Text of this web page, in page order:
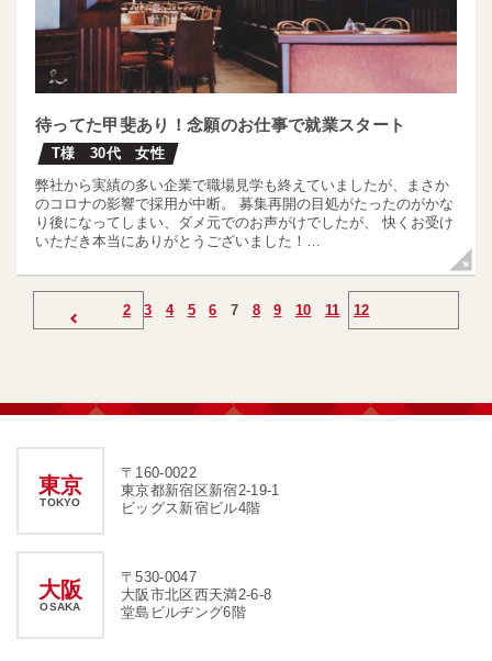
待ってた甲斐あり！念願のお仕事で就業スタート
T様 30代 女性
弊社から実績の多い企業で職場見学も終えていましたが、まさか
のコロナの影響で採用が中断。 募集再開の目処がたったのがかな
り後になってしまい、ダメ元でのお声がけでしたが、 快くお受け
いただき本当にありがとうございました！…
前のページへ
2 3 4 5 6 7 8 9 10 11 12
東京
TOKYO
〒160-0022
東京都新宿区新宿2-19-1
ビッグス新宿ビル4階
大阪
OSAKA
〒530-0047
大阪市北区西天満2-6-8
堂島ビルヂング6階